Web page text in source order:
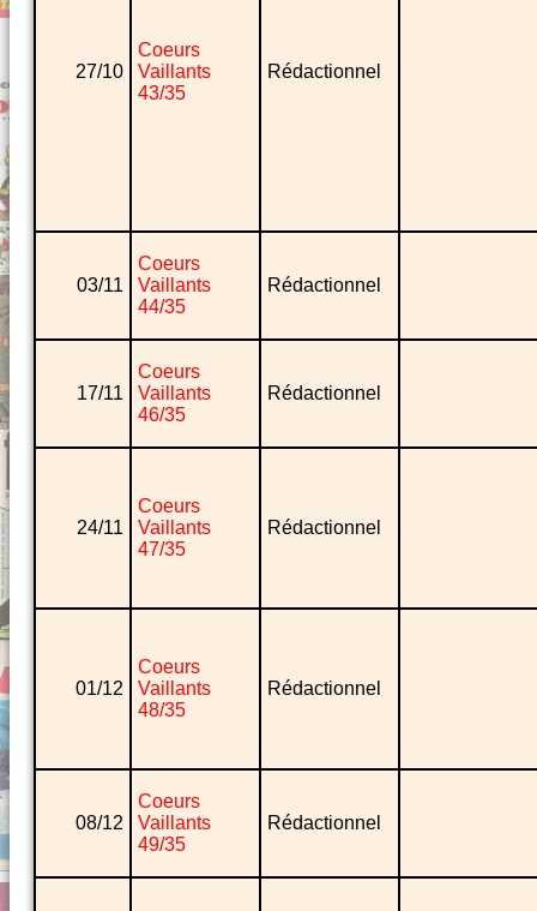
27/10
Coeurs
Vaillants
43/35
Rédactionnel
03/11
Coeurs
Vaillants
44/35
Rédactionnel
17/11
Coeurs
Vaillants
46/35
Rédactionnel
24/11
Coeurs
Vaillants
47/35
Rédactionnel
01/12
Coeurs
Vaillants
48/35
Rédactionnel
08/12
Coeurs
Vaillants
49/35
Rédactionnel